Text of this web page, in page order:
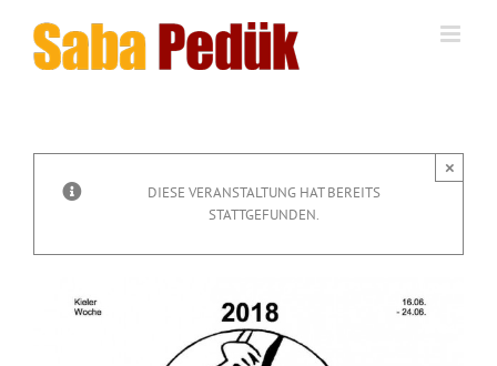
Inhalt
springen
DIESE VERANSTALTUNG HAT BEREITS
STATTGEFUNDEN.
×